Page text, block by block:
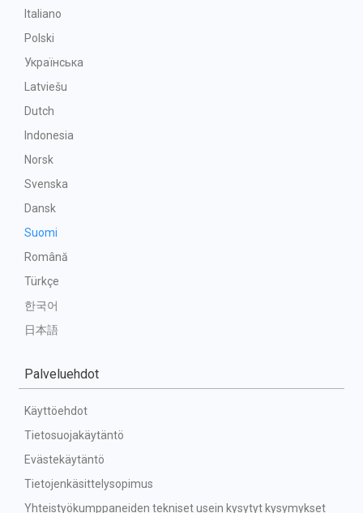
Italiano
Polski
Українська
Latviešu
Dutch
Indonesia
Norsk
Svenska
Dansk
Suomi
Română
Türkçe
한국어
日本語
Palveluehdot
Käyttöehdot
Tietosuojakäytäntö
Evästekäytäntö
Tietojenkäsittelysopimus
Yhteistyökumppaneiden tekniset usein kysytyt kysymykset